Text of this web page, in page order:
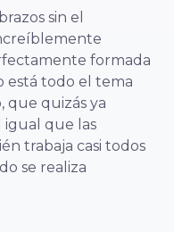
sin el
formada
está todo el tema
que quizás ya
igual que las
trabaja casi todos
se realiza